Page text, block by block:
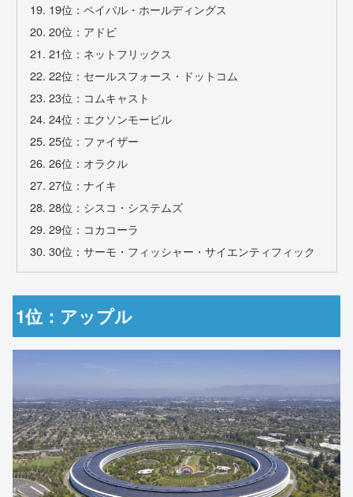
19位：ペイパル・ホールディングス
20位：アドビ
21位：ネットフリックス
22位：セールスフォース・ドットコム
23位：コムキャスト
24位：エクソンモービル
25位：ファイザー
26位：オラクル
27位：ナイキ
28位：シスコ・システムズ
29位：コカコーラ
30位：サーモ・フィッシャー・サイエンティフィック
1位：アップル